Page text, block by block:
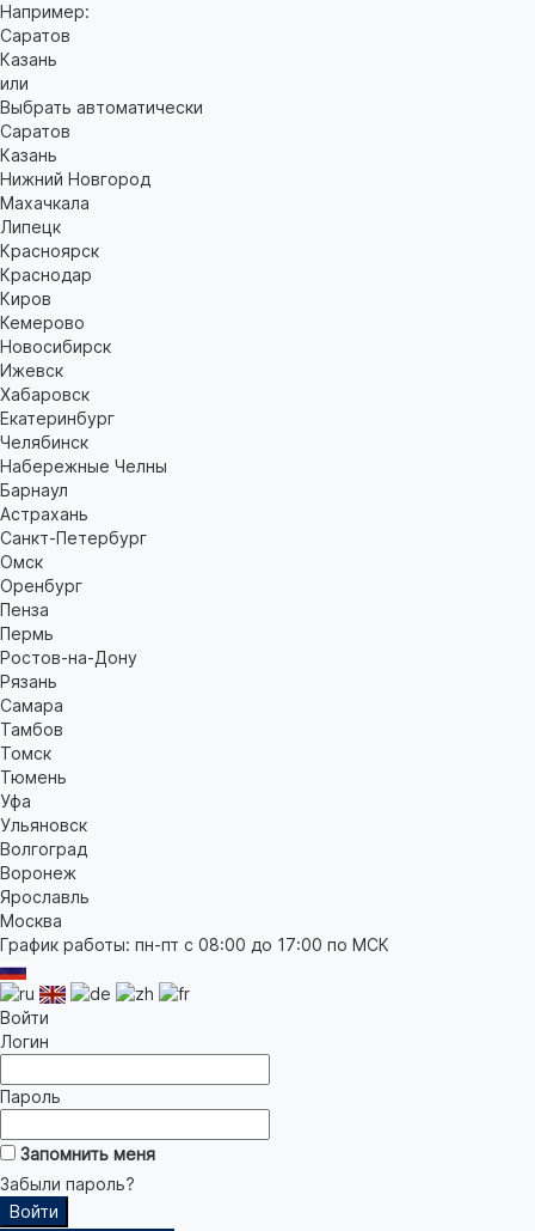
Например:
Саратов
Казань
или
Выбрать автоматически
Саратов
Казань
Нижний Новгород
Махачкала
Липецк
Красноярск
Краснодар
Киров
Кемерово
Новосибирск
Ижевск
Хабаровск
Екатеринбург
Челябинск
Набережные Челны
Барнаул
Астрахань
Санкт-Петербург
Омск
Оренбург
Пенза
Пермь
Ростов-на-Дону
Рязань
Самара
Тамбов
Томск
Тюмень
Уфа
Ульяновск
Волгоград
Воронеж
Ярославль
Москва
График работы: пн-пт с 08:00 до 17:00 по МСК
Войти
Логин
Пароль
Запомнить меня
Забыли пароль?